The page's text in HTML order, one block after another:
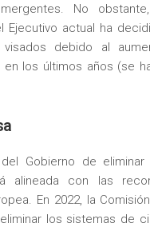
No
Ejecutivo actual ha
debido al
en los últimos años (se
Gobierno de
alineada con las
En 2022, la
los sistemas de